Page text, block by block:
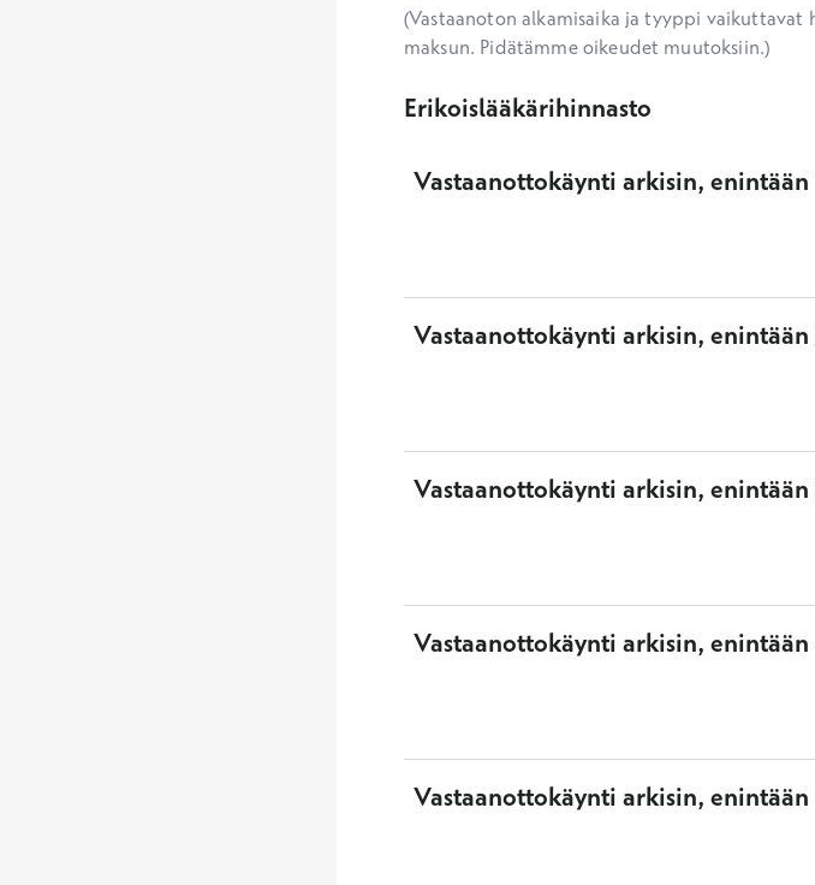
(Vastaanoton alkamisaika ja tyyppi vaikuttavat
maksun. Pidätämme oikeudet muutoksiin.)
Erikoislääkärihinnasto
Vastaanottokäynti arkisin, enintään
Vastaanottokäynti arkisin,
Vastaanottokäynti arkisin,
Vastaanottokäynti arkisin, enintään
Vastaanottokäynti arkisin,